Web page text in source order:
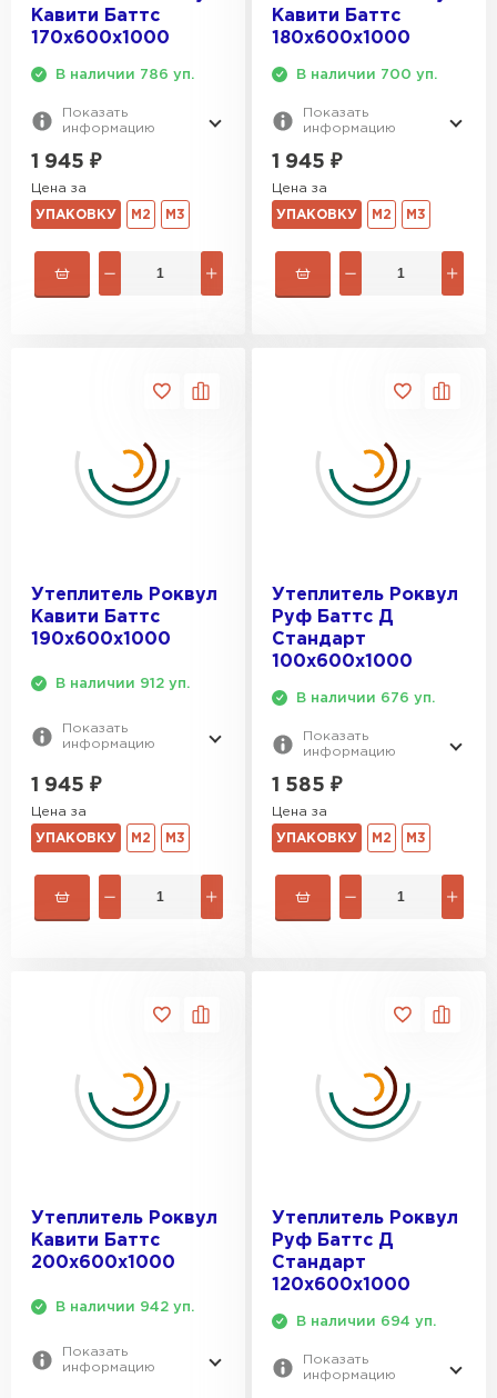
Кавити Баттс
170х600х1000
В наличии 786 уп.
Показать
информацию
1 945 ₽
Цена за
УПАКОВКУ М2 М3
Кавити Баттс
180х600х1000
В наличии 700 уп.
Показать
информацию
1 945 ₽
Цена за
УПАКОВКУ М2 М3
Утеплитель Роквул
Кавити Баттс
190х600х1000
В наличии 912 уп.
Показать
информацию
1 945 ₽
Цена за
УПАКОВКУ М2 М3
Утеплитель Роквул
Руф Баттс Д
Стандарт
100х600х1000
В наличии 676 уп.
Показать
информацию
1 585 ₽
Цена за
УПАКОВКУ М2 М3
Утеплитель Роквул
Кавити Баттс
200х600х1000
В наличии 942 уп.
Показать
информацию
Утеплитель Роквул
Руф Баттс Д
Стандарт
120х600х1000
В наличии 694 уп.
Показать
информацию